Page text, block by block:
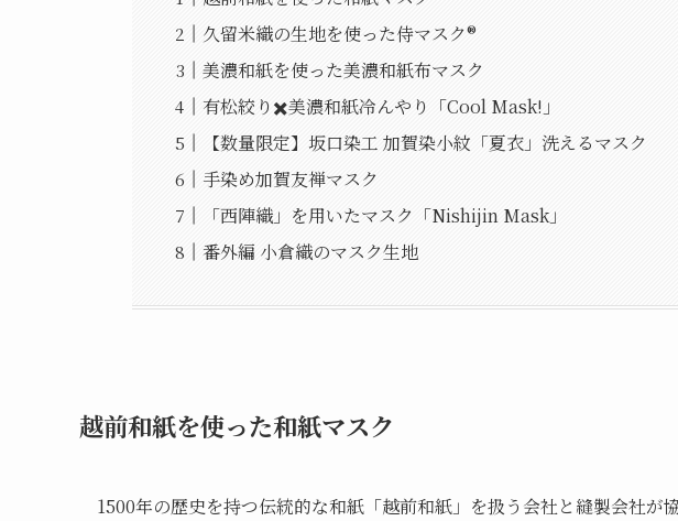
久留米織の生地を使った侍マスク®
美濃和紙を使った美濃和紙布マスク
有松絞り✖️美濃和紙冷んやり「Cool Mask!」
【数量限定】坂口染工 加賀染小紋「夏衣」洗えるマスク
手染め加賀友禅マスク
「西陣織」を用いたマスク「Nishijin Mask」
番外編 小倉織のマスク生地
越前和紙を使った和紙マスク
1500年の歴史を持つ伝統的な和紙「越前和紙」を扱う会社と縫製会社が